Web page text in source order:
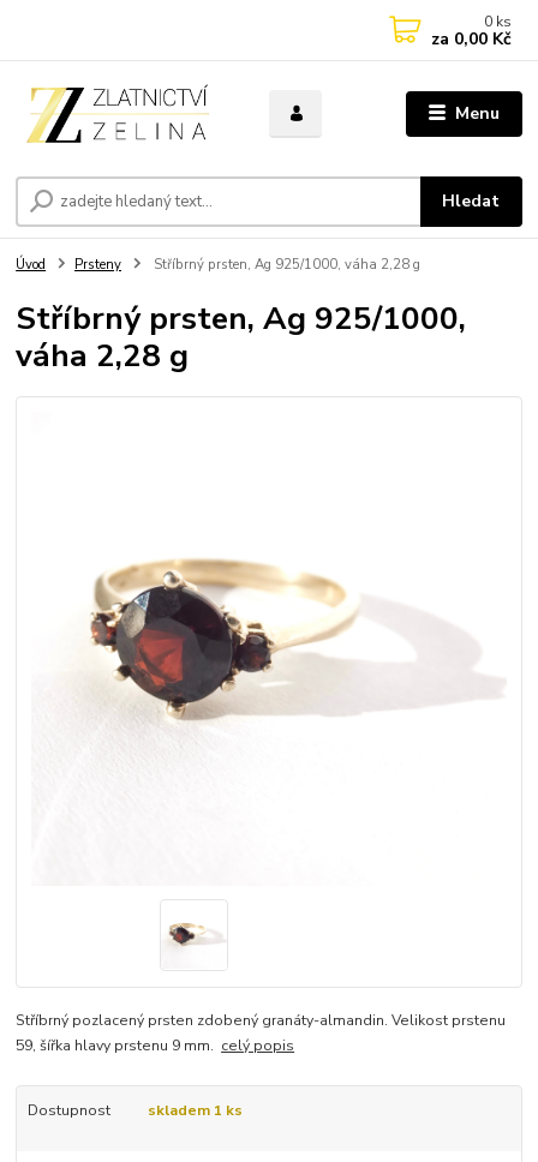
Menu
Hledat
0 ks
za 0,00 Kč
Úvod Prsteny Stříbrný prsten, Ag 925/1000, váha 2,28 g
Stříbrný prsten, Ag 925/1000,
váha 2,28 g
Stříbrný pozlacený prsten zdobený granáty-almandin. Velikost prstenu
59, šířka hlavy prstenu 9 mm. celý popis
Dostupnost skladem 1 ks